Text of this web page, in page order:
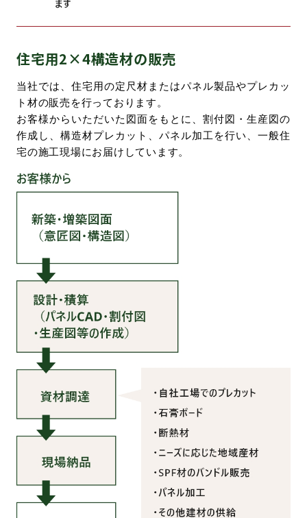
住宅用2×4構造材の販売
当社では、住宅用の定尺材またはパネル製品やプレカッ
ト材の販売を行っております。
お客様からいただいた図面をもとに、割付図・生産図の
作成し、構造材プレカット、パネル加工を行い、一般住
宅の施工現場にお届けしています。